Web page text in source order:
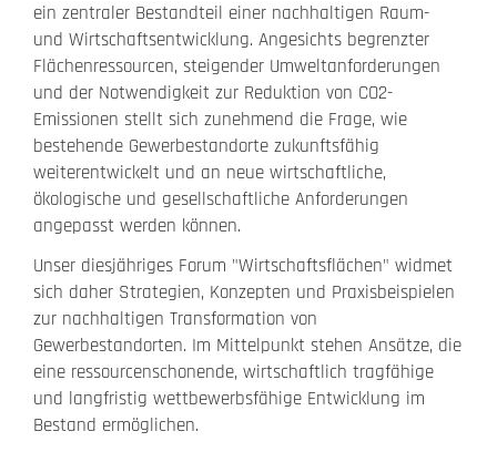
ein zentraler Bestandteil einer nachhaltigen Raum-
und Wirtschaftsentwicklung. Angesichts begrenzter
Flächenressourcen, steigender Umweltanforderungen
und der Notwendigkeit zur Reduktion von CO2-
Emissionen stellt sich zunehmend die Frage, wie
bestehende Gewerbestandorte zukunftsfähig
weiterentwickelt und an neue wirtschaftliche,
ökologische und gesellschaftliche Anforderungen
angepasst werden können.
Unser diesjähriges Forum "Wirtschaftsflächen" widmet
sich daher Strategien, Konzepten und Praxisbeispielen
zur nachhaltigen Transformation von
Gewerbestandorten. Im Mittelpunkt stehen Ansätze, die
eine ressourcenschonende, wirtschaftlich tragfähige
und langfristig wettbewerbsfähige Entwicklung im
Bestand ermöglichen.